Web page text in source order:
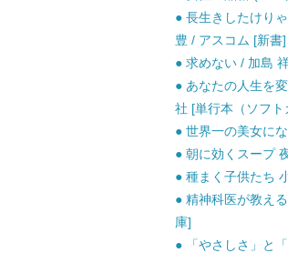
● 長生きしたけり
豊 / アスコム [新書]
● 求めない / 加島
● あなたの人生を
社 [単行本（ソフト
● 世界一の美女に
● 朝に効くスープ
● 種まく子供たち
● 精神科医が教え
庫]
● 「やさしさ」と